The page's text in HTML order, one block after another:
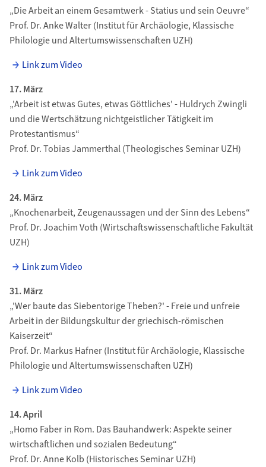
„Die Arbeit an einem Gesamtwerk - Statius und sein Oeuvre“
Prof. Dr. Anke Walter (Institut für Archäologie, Klassische
Philologie und Altertumswissenschaften UZH)
Link zum Video
17. März
„'Arbeit ist etwas Gutes, etwas Göttliches' - Huldrych Zwingli
und die Wertschätzung nichtgeistlicher Tätigkeit im
Protestantismus“
Prof. Dr. Tobias Jammerthal (Theologisches Seminar UZH)
Link zum Video
24. März
„Knochenarbeit, Zeugenaussagen und der Sinn des Lebens“
Prof. Dr. Joachim Voth (Wirtschaftswissenschaftliche Fakultät
UZH)
Link zum Video
31. März
„'Wer baute das Siebentorige Theben?' - Freie und unfreie
Arbeit in der Bildungskultur der griechisch-römischen
Kaiserzeit“
Prof. Dr. Markus Hafner (Institut für Archäologie, Klassische
Philologie und Altertumswissenschaften UZH)
Link zum Video
14. April
„Homo Faber in Rom. Das Bauhandwerk: Aspekte seiner
wirtschaftlichen und sozialen Bedeutung“
Prof. Dr. Anne Kolb (Historisches Seminar UZH)